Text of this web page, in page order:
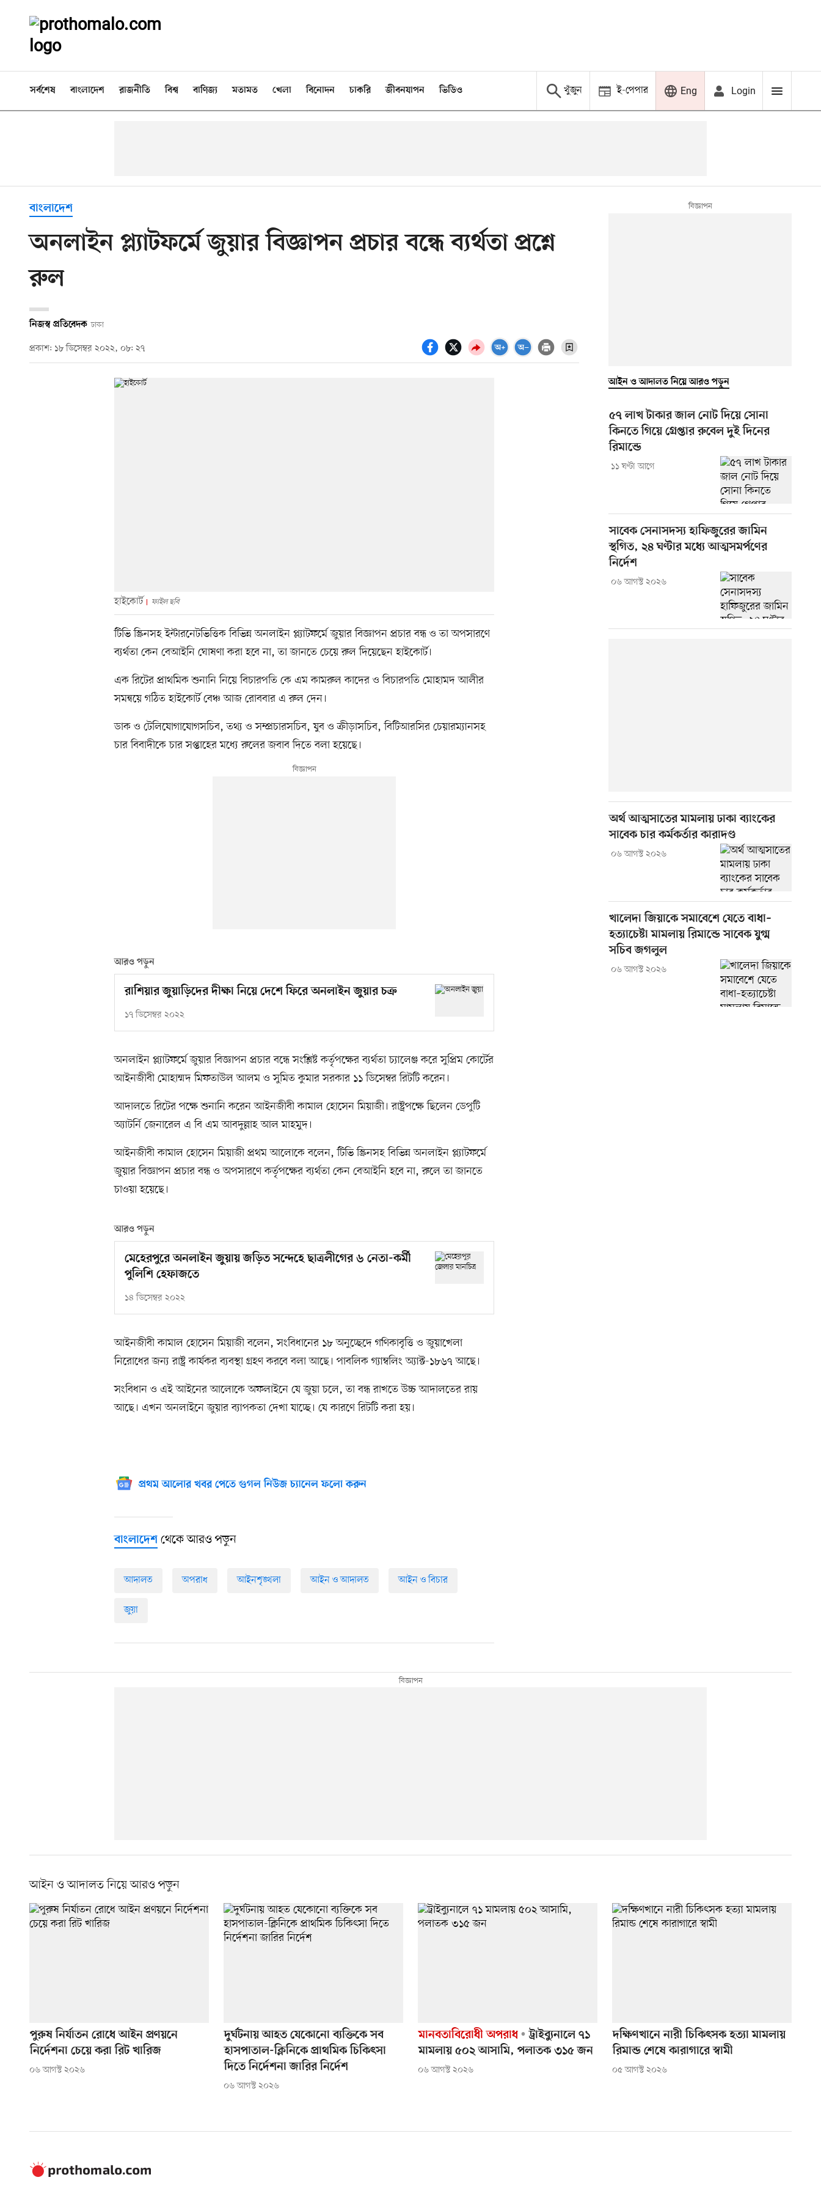
সর্বশেষ বাংলাদেশ রাজনীতি বিশ্ব বাণিজ্য মতামত খেলা বিনোদন চাকরি জীবনযাপন ভিডিও খুঁজুন ই-পেপার Eng Login
বাংলাদেশ
অনলাইন প্ল্যাটফর্মে জুয়ার বিজ্ঞাপন প্রচার বন্ধে ব্যর্থতা প্রশ্নে
রুল
নিজস্ব প্রতিবেদক ঢাকা
প্রকাশ: ১৮ ডিসেম্বর ২০২২, ০৮: ২৭
হাইকোর্ট ফাইল ছবি
টিভি স্ক্রিনসহ ইন্টারনেটভিত্তিক বিভিন্ন অনলাইন প্ল্যাটফর্মে জুয়ার বিজ্ঞাপন প্রচার বন্ধ ও তা অপসারণে
ব্যর্থতা কেন বেআইনি ঘোষণা করা হবে না, তা জানতে চেয়ে রুল দিয়েছেন হাইকোর্ট।
এক রিটের প্রাথমিক শুনানি নিয়ে বিচারপতি কে এম কামরুল কাদের ও বিচারপতি মোহামদ আলীর
সমন্বয়ে গঠিত হাইকোর্ট বেঞ্চ আজ রোববার এ রুল দেন।
ডাক ও টেলিযোগাযোগসচিব, তথ্য ও সম্প্রচারসচিব, যুব ও ক্রীড়াসচিব, বিটিআরসির চেয়ারম্যানসহ
চার বিবাদীকে চার সপ্তাহের মধ্যে রুলের জবাব দিতে বলা হয়েছে।
আরও পড়ুন
রাশিয়ার জুয়াড়িদের দীক্ষা নিয়ে দেশে ফিরে অনলাইন জুয়ার চক্র
১৭ ডিসেম্বর ২০২২
অনলাইন প্ল্যাটফর্মে জুয়ার বিজ্ঞাপন প্রচার বন্ধে সংশ্লিষ্ট কর্তৃপক্ষের ব্যর্থতা চ্যালেঞ্জ করে সুপ্রিম কোর্টের
আইনজীবী মোহাম্মদ মিফতাউল আলম ও সুমিত কুমার সরকার ১১ ডিসেম্বর রিটটি করেন।
আদালতে রিটের পক্ষে শুনানি করেন আইনজীবী কামাল হোসেন মিয়াজী। রাষ্ট্রপক্ষে ছিলেন ডেপুটি
অ্যাটর্নি জেনারেল এ বি এম আবদুল্লাহ আল মাহমুদ।
আইনজীবী কামাল হোসেন মিয়াজী প্রথম আলোকে বলেন, টিভি স্ক্রিনসহ বিভিন্ন অনলাইন প্ল্যাটফর্মে
জুয়ার বিজ্ঞাপন প্রচার বন্ধ ও অপসারণে কর্তৃপক্ষের ব্যর্থতা কেন বেআইনি হবে না, রুলে তা জানতে
চাওয়া হয়েছে।
আরও পড়ুন
মেহেরপুরে অনলাইন জুয়ায় জড়িত সন্দেহে ছাত্রলীগের ৬ নেতা-কর্মী
পুলিশি হেফাজতে
১৪ ডিসেম্বর ২০২২
আইনজীবী কামাল হোসেন মিয়াজী বলেন, সংবিধানের ১৮ অনুচ্ছেদে গণিকাবৃত্তি ও জুয়াখেলা
নিরোধের জন্য রাষ্ট্র কার্যকর ব্যবস্থা গ্রহণ করবে বলা আছে। পাবলিক গ্যাম্বলিং অ্যাক্ট-১৮৬৭ আছে।
সংবিধান ও এই আইনের আলোকে অফলাইনে যে জুয়া চলে, তা বন্ধ রাখতে উচ্চ আদালতের রায়
আছে। এখন অনলাইনে জুয়ার ব্যাপকতা দেখা যাচ্ছে। যে কারণে রিটটি করা হয়।
প্রথম আলোর খবর পেতে গুগল নিউজ চ্যানেল ফলো করুন
বাংলাদেশ থেকে আরও পড়ুন
আদালত অপরাধ আইনশৃঙ্খলা আইন ও আদালত আইন ও বিচার
জুয়া
আইন ও আদালত নিয়ে আরও পড়ুন
৫৭ লাখ টাকার জাল নোট দিয়ে সোনা
কিনতে গিয়ে গ্রেপ্তার রুবেল দুই দিনের
রিমান্ডে
১১ ঘণ্টা আগে
সাবেক সেনাসদস্য হাফিজুরের জামিন
স্থগিত, ২৪ ঘণ্টার মধ্যে আত্মসমর্পণের
নির্দেশ
০৬ আগস্ট ২০২৬
অর্থ আত্মসাতের মামলায় ঢাকা ব্যাংকের
সাবেক চার কর্মকর্তার কারাদণ্ড
০৬ আগস্ট ২০২৬
খালেদা জিয়াকে সমাবেশে যেতে বাধা–
হত্যাচেষ্টা মামলায় রিমান্ডে সাবেক যুগ্ম
সচিব জগলুল
০৬ আগস্ট ২০২৬
আইন ও আদালত নিয়ে আরও পড়ুন
পুরুষ নির্যাতন রোধে আইন প্রণয়নে
নির্দেশনা চেয়ে করা রিট খারিজ
০৬ আগস্ট ২০২৬
দুর্ঘটনায় আহত যেকোনো ব্যক্তিকে সব
হাসপাতাল-ক্লিনিকে প্রাথমিক চিকিৎসা
দিতে নির্দেশনা জারির নির্দেশ
০৬ আগস্ট ২০২৬
মানবতাবিরোধী অপরাধ
ট্রাইব্যুনালে ৭১
মামলায় ৫০২ আসামি, পলাতক ৩১৫ জন
০৬ আগস্ট ২০২৬
দক্ষিণখানে নারী চিকিৎসক হত্যা মামলায়
রিমান্ড শেষে কারাগারে স্বামী
০৫ আগস্ট ২০২৬